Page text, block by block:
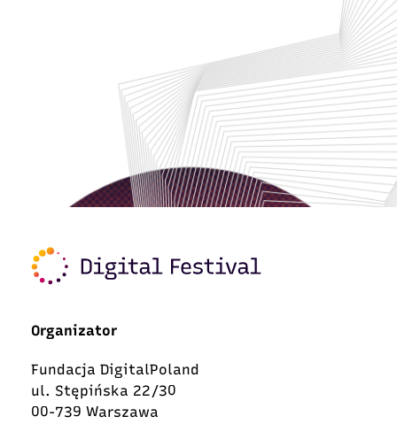
Organizator
Fundacja DigitalPoland
ul. Stępińska 22/30
00-739 Warszawa